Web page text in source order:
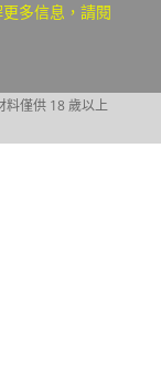
多信息，請閱
僅供 18 歲以上